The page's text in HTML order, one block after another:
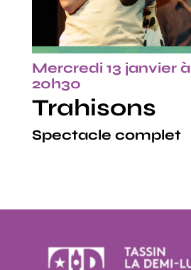
Mercredi 13 janvier à
20h30
Trahisons
Spectacle complet